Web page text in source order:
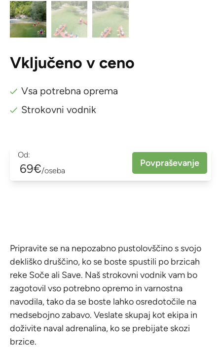
Vključeno v ceno
Vsa potrebna oprema
Strokovni vodnik
Od:
69€/oseba
Povpraševanje
Pripravite se na nepozabno pustolovščino s svojo
dekliško druščino, ko se boste spustili po brzicah
reke Soče ali Save. Naš strokovni vodnik vam bo
zagotovil vso potrebno opremo in varnostna
navodila, tako da se boste lahko osredotočile na
medsebojno zabavo. Veslate skupaj kot ekipa in
doživite naval adrenalina, ko se prebijate skozi
brzice.